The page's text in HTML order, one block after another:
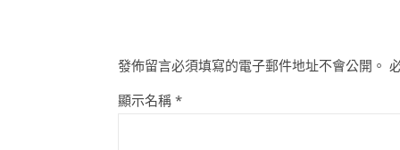
發佈留言必須填寫的電子郵件地址不會公開。
顯示名稱 *